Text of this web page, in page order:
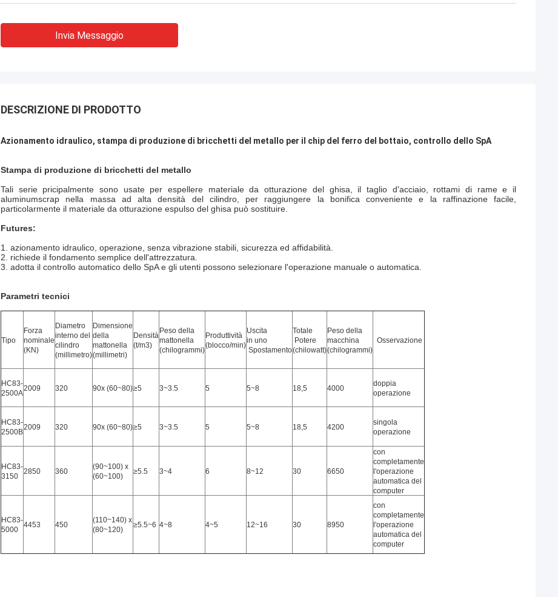
Invia Messaggio
DESCRIZIONE DI PRODOTTO
Azionamento idraulico, stampa di produzione di bricchetti del metallo per il chip del ferro del bottaio, controllo dello SpA
Stampa di produzione di bricchetti del metallo
Tali serie pricipalmente sono usate per espellere materiale da otturazione del ghisa, il taglio d'acciaio, rottami di rame e il
aluminumscrap nella massa ad alta densità del cilindro, per raggiungere la bonifica conveniente e la raffinazione facile,
particolarmente il materiale da otturazione espulso del ghisa può sostituire.
Futures:
1. azionamento idraulico, operazione, senza vibrazione stabili, sicurezza ed affidabilità.
2. richiede il fondamento semplice dell'attrezzatura.
3. adotta il controllo automatico dello SpA e gli utenti possono selezionare l'operazione manuale o automatica.
Parametri tecnici
Tipo
Forza
nominale
(KN)
Diametro
interno del
cilindro
(millimetro)
Dimensione
della
mattonella
(millimetri)
Densità
(t/m3)
Peso della
mattonella
(chilogrammi)
Produttività
(blocco/min)
Uscita
in uno
Spostamento
Totale
Potere
(chilowatt)
Peso della
macchina
(chilogrammi)
Osservazione
HC83-
2500A
2009 320 90x (60~80)≥5 3~3.5 5 5~8 18,5 4000
doppia
operazione
HC83-
2500B
2009 320 90x (60~80)≥5 3~3.5 5 5~8 18,5 4200
singola
operazione
HC83-
3150
2850 360
(90~100) x
(60~100)
≥5.5 3~4 6 8~12 30 6650
con
completamente
l'operazione
automatica del
computer
HC83-
5000
4453 450
(110~140) x
(80~120)
≥5.5~6 4~8 4~5 12~16 30 8950
con
completamente
l'operazione
automatica del
computer